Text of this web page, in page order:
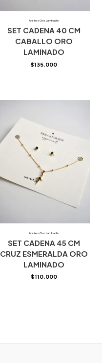
Aretes Oro Laminado
SET CADENA 40 CM
CABALLO ORO
LAMINADO
$135.000
Aretes Oro Laminado
SET CADENA 45 CM
CRUZ ESMERALDA ORO
LAMINADO
$110.000